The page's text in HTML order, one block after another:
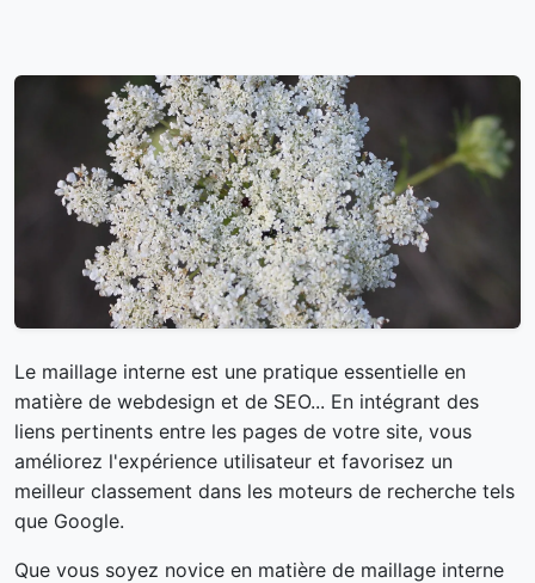
Le maillage interne est une pratique essentielle en
matière de webdesign et de SEO... En intégrant des
liens pertinents entre les pages de votre site, vous
améliorez l'expérience utilisateur et favorisez un
meilleur classement dans les moteurs de recherche tels
que Google.
Que vous soyez novice en matière de maillage interne